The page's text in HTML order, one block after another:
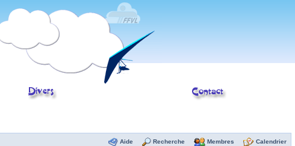
Aide Recherche Membres Calendrier